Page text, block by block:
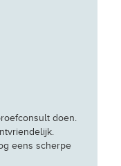
doen.
eens scherpe